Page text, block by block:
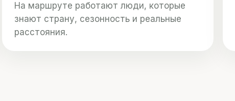
На маршруте работают люди, которые
знают страну, сезонность и реальные
расстояния.